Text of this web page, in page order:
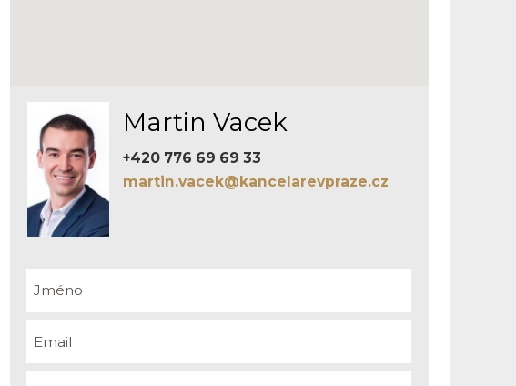
Martin Vacek
+420 776 69 69 33
martin.vacek@kancelarevpraze.cz